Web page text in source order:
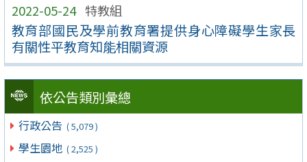
2022-05-24 特教組
教育部國民及學前教育署提供身心障礙學生家長
有關性平教育知能相關資源
依公告類別彙總
行政公告 ( 5,079 )
學生園地 ( 2,525 )